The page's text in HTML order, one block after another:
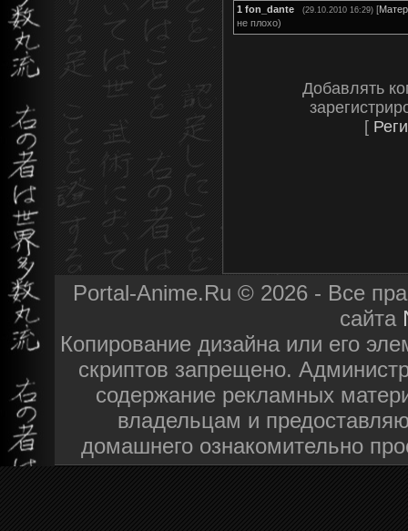
1 fon_dante (29.10.2010 16:29) [
не плохо)
Добавлять
[
Portal-Anime.Ru © 2026 - Все
сайта
Копирование дизайна или его
скриптов запрещено.
содержание рекламных
владельцам и
домашнего ознакомительно